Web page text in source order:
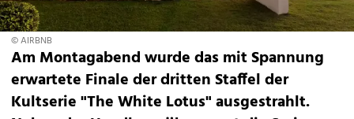
© AIRBNB
Am Montagabend wurde das mit Spannung
erwartete Finale der dritten Staffel der
Kultserie "The White Lotus" ausgestrahlt.